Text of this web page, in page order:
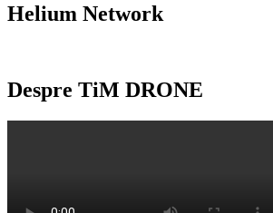
Helium Network
Despre TiM DRONE